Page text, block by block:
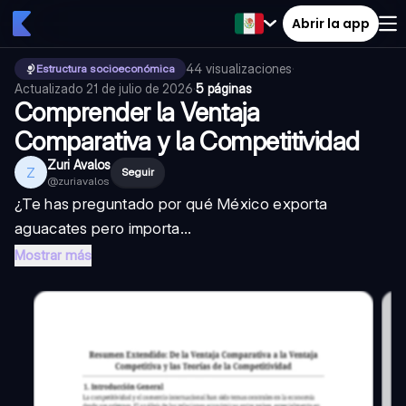
Abrir la app
Estructura socioeconómica 44 visualizaciones·
Actualizado 21 de julio de 2026·5 páginas
Comprender la Ventaja
Comparativa y la Competitividad
Z Zuri Avalos
@zuriavalos
Seguir
¿Te has preguntado por qué México exporta
aguacates pero importa...
Mostrar más